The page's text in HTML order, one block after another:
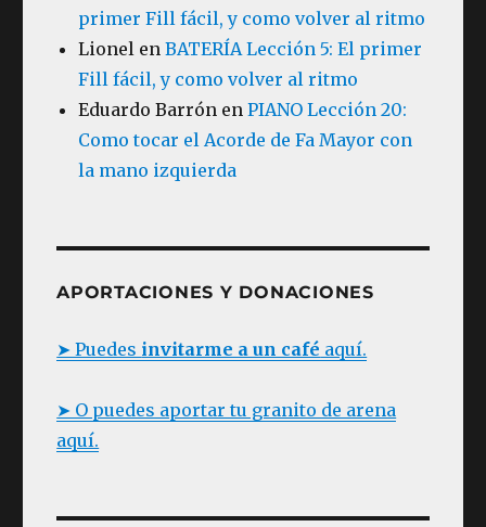
primer Fill fácil, y como volver al ritmo
Lionel enBATERÍA Lección 5: El primer
Fill fácil, y como volver al ritmo
Eduardo Barrón enPIANO Lección 20:
Como tocar el Acorde de Fa Mayor con
la mano izquierda
APORTACIONES Y DONACIONES
➤ Puedes invitarme a un café aquí.
➤ O puedes aportar tu granito de arena
aquí.